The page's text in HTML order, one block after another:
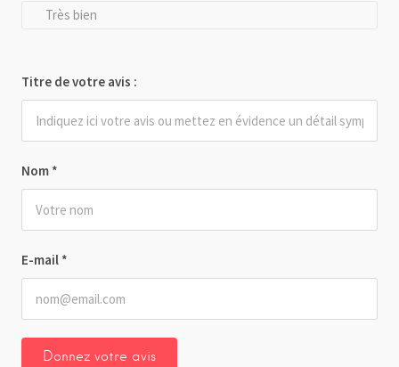
Nom *
E-mail *
Très bien
Titre de votre avis :